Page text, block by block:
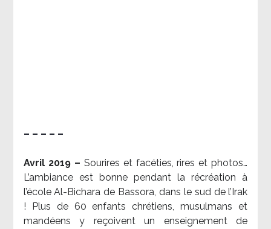
– – – – –
Avril 2019 – Sourires et facéties, rires et photos…
L’ambiance est bonne pendant la récréation à
l’école Al-Bichara de Bassora, dans le sud de l’Irak
! Plus de 60 enfants chrétiens, musulmans et
mandéens y reçoivent un enseignement de